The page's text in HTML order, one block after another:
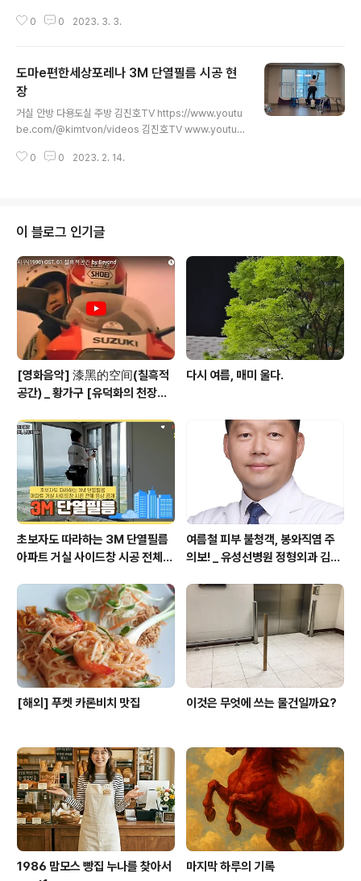
를 한꺼번에 절감한다. Shorts 영상 https://youtube.c
김진호TV www.youtube.com #건물썬팅 #3M단열필
름 #안전필름 #단열필름 #방범필름 #썬팅시공 #건물썬
팅시공 #연료비절감 #전기세절감방법 #도시가스절감방
0 0 2023. 3. 3.
도마e편한세상포레나 3M 단열필름 시공 현
장
거실 안방 다용도실 주방 김진호TV https://www.youtu
be.com/@kimtvon/videos 김진호TV www.youtub
름 #식당단열필름 #빌딩단열필름 #커피숍단열필름 #사
0 0 2023. 2. 14.
이 블로그 인기글
[영화음악] 漆黑的空间(칠흑적
공간) _ 황가구 [유덕화의 천장지
다시 여름, 매미 울다.
초보자도 따라하는 3M 단열필름
아파트 거실 사이드창 시공 전체
여름철 피부 불청객, 봉와직염 주
의보! _ 유성선병원 정형외과 김의
[해외] 푸켓 카론비치 맛집 이것은 무엇에 쓰는 물건일까요?
1986 맘모스 빵집 누나를 찾아서
마지막 하루의 기록